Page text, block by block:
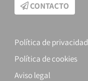
CONTACTO
Política de privacidad
Política de cookies
Aviso legal